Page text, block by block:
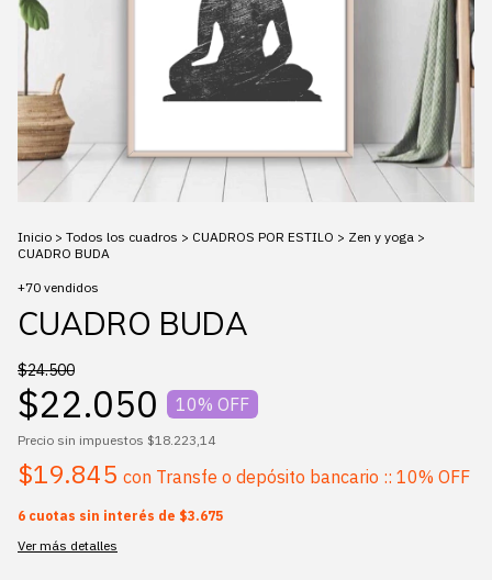
Inicio > Todos los cuadros > CUADROS POR ESTILO > Zen y yoga >
CUADRO BUDA
+70 vendidos
CUADRO BUDA
$24.500
$22.050 10% OFF
Precio sin impuestos $18.223,14
$19.845 con Transfe o depósito bancario :: 10% OFF
6 cuotas sin interés de $3.675
Ver más detalles